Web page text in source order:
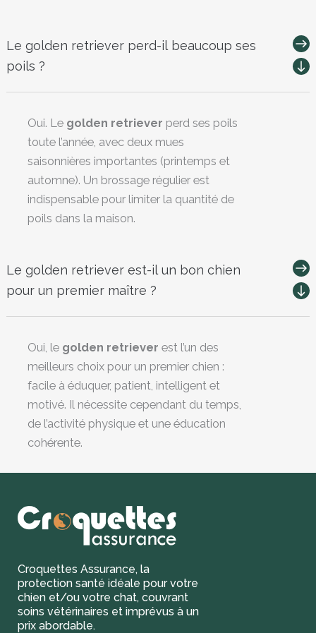
Le golden retriever perd-il beaucoup ses
poils ?
Oui. Le golden retriever perd ses poils
toute l’année, avec deux mues
saisonnières importantes (printemps et
automne). Un brossage régulier est
indispensable pour limiter la quantité de
poils dans la maison.
Le golden retriever est-il un bon chien
pour un premier maître ?
Oui, le golden retriever est l’un des
meilleurs choix pour un premier chien :
facile à éduquer, patient, intelligent et
motivé. Il nécessite cependant du temps,
de l’activité physique et une éducation
cohérente.
Croquettes Assurance, la
protection santé idéale pour votre
chien et/ou votre chat, couvrant
soins vétérinaires et imprévus à un
prix abordable.